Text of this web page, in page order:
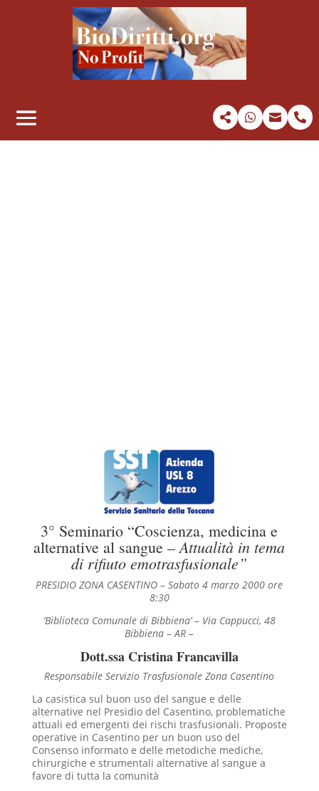
   
3° Seminario “Coscienza, medicina e
alternative al sangue –Attualità in tema
di rifiuto emotrasfusionale”
PRESIDIO ZONA CASENTINO – Sabato 4 marzo 2000ore
8:30
‘Biblioteca Comunale di Bibbiena’ – Via Cappucci, 48
Bibbiena– AR –
Dott.ssa Cristina Francavilla
Responsabile Servizio Trasfusionale Zona Casentino
La casistica sul buon uso del sangue e delle
alternative nel Presidio del Casentino, problematiche
attuali ed emergenti dei rischi trasfusionali. Proposte
operative in Casentino per un buon uso del
Consenso informato e delle metodiche mediche,
chirurgiche e strumentali alternative al sangue a
favore di tutta la comunità